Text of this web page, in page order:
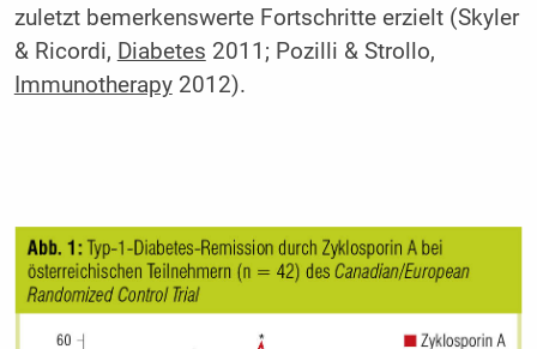
zuletzt bemerkenswerte Fortschritte erzielt (Skyler
& Ricordi, Diabetes 2011; Pozilli & Strollo,
Immunotherapy2012).